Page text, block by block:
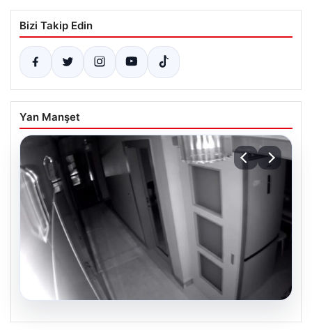
Bizi Takip Edin
Yan Manşet
09.08.2026